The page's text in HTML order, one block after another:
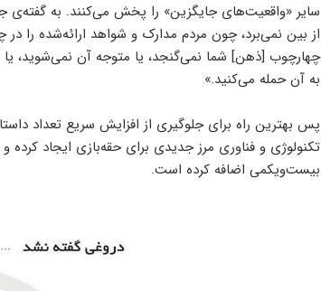
سایر «واقعیت‌های جایگزین» را پخش می‌کنند. به گفته‌ی
از بین نمی‌برد، چون مردم مدارک و شواهد ارائه‌شده را
چهارچوب [ذهن] شما نمی‌گنجد، یا متوجه آن نمی‌شوید، یا
به آن حمله می‌کنید.»
پس بهترین راه برای جلوگیری از افزایش سریع
تکنولوژی و فناوری مرز جدیدی برای حقه‌بازی ایجاد
بیست‌ویکمی اضافه کرده است.